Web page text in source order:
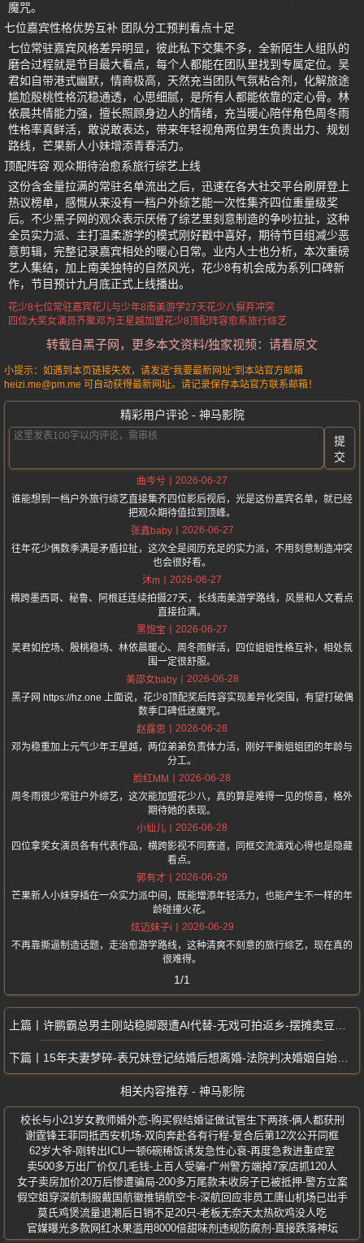
魔咒。
七位嘉宾性格优势互补 团队分工预判看点十足
七位常驻嘉宾风格差异明显，彼此私下交集不多，全新陌生人组队的
磨合过程就是节目最大看点，每个人都能在团队里找到专属定位。吴
君如自带港式幽默，情商极高，天然充当团队气氛粘合剂，化解旅途
尴尬殷桃性格沉稳通透，心思细腻，是所有人都能依靠的定心骨。林
依晨共情能力强，擅长照顾身边人的情绪，充当暖心陪伴角色周冬雨
性格率真鲜活，敢说敢表达，带来年轻视角两位男生负责出力、规划
路线，芒果新人小妹增添青春活力。
顶配阵容 观众期待治愈系旅行综艺上线
这份含金量拉满的常驻名单流出之后，迅速在各大社交平台刷屏登上
热议榜单，感慨从来没有一档户外综艺能一次性集齐四位重量级奖
后。不少黑子网的观众表示厌倦了综艺里刻意制造的争吵拉扯，这种
全员实力派、主打温柔游学的模式刚好戳中喜好，期待节目组减少恶
意剪辑，完整记录嘉宾相处的暖心日常。业内人士也分析，本次重磅
艺人集结，加上南美独特的自然风光，花少8有机会成为系列口碑新
作，节目预计九月底正式上线播出。
花少8七位常驻嘉宾花儿与少年8南美游学27天花少八摒弃冲突
四位大奖女演员齐聚邓为王星越加盟花少8 顶配阵容愈系旅行综艺
转载自黑子网，更多本文资料/独家视频：请看原文
小提示：如遇到本页链接失效，请发送“我要最新网址”到本站官方邮箱
heizi.me@pm.me 可自动获得最新网址。请记录保存本站官方联系邮箱！
精彩用户评论 - 神马影院
提
交
曲岑兮
2026-06-27
谁能想到一档户外旅行综艺直接集齐四位影后视后，光是这份嘉宾名单，就已经
把观众期待值拉到顶峰。
张鑫baby
2026-06-27
往年花少偶数季满是矛盾拉扯，这次全是阅历充足的实力派，不用刻意制造冲突
也会很好看。
沐m
2026-06-27
横跨墨西哥、秘鲁、阿根廷连续拍摄27天，长线南美游学路线，风景和人文看点
直接拉满。
黑饱宝
2026-06-27
吴君如控场、殷桃稳场、林依晨暖心、周冬雨鲜活，四位姐姐性格互补，相处氛
围一定很舒服。
美邵女baby
2026-06-28
黑子网 https://hz.one 上面说，花少8顶配奖后阵容实现差异化突围，有望打破偶
数季口碑低迷魔咒。
赵露思
2026-06-28
邓为稳重加上元气少年王星越，两位弟弟负责体力活，刚好平衡姐姐团的年龄与
分工。
脸红MM
2026-06-28
周冬雨很少常驻户外综艺，这次能加盟花少八，真的算是难得一见的惊喜，格外
期待她的表现。
小仙儿
2026-06-28
四位拿奖女演员各有代表作品，横跨影视不同赛道，同框交流演戏心得也是隐藏
看点。
郭有才
2026-06-29
芒果新人小妹穿插在一众实力派中间，既能增添年轻活力，也能产生不一样的年
龄碰撞火花。
炫迈妹子i
2026-06-29
不再靠撕逼制造话题，走治愈游学路线，这种清爽不刻意的旅行综艺，现在真的
很难得。
1/1
许鹏霸总男主刚站稳脚跟遭AI代替-无戏可拍返乡-摆摊卖豆芽引全网唏嘘
15年夫妻梦碎-表兄妹登记结婚后想离婚-法院判决婚姻自始无效
相关内容推荐 - 神马影院
校长与小21岁女教师婚外恋-购买假结婚证做试管生下两孩-俩人都获刑
谢霆锋王菲同抵西安机场-双向奔赴各有行程-复合后第12次公开同框
62岁大爷-刚转出ICU一顿6碗稀饭诱发急性心衰-再度急救进重症室
卖500多万出厂价仅几毛钱-上百人受骗-广州警方端掉7家店抓120人
女子卖房加价20万后惨遭骗局-200多万尾款未收房子已被抵押-警方立案
假空姐穿深航制服戴国航徽推销航空卡-深航回应非员工唐山机场已出手
莫氏鸡煲流量退潮后日销不足20只-老板无奈天太热砍鸡没人吃
官媒曝光多款网红水果滥用8000倍甜味剂违规防腐剂-直接跌落神坛